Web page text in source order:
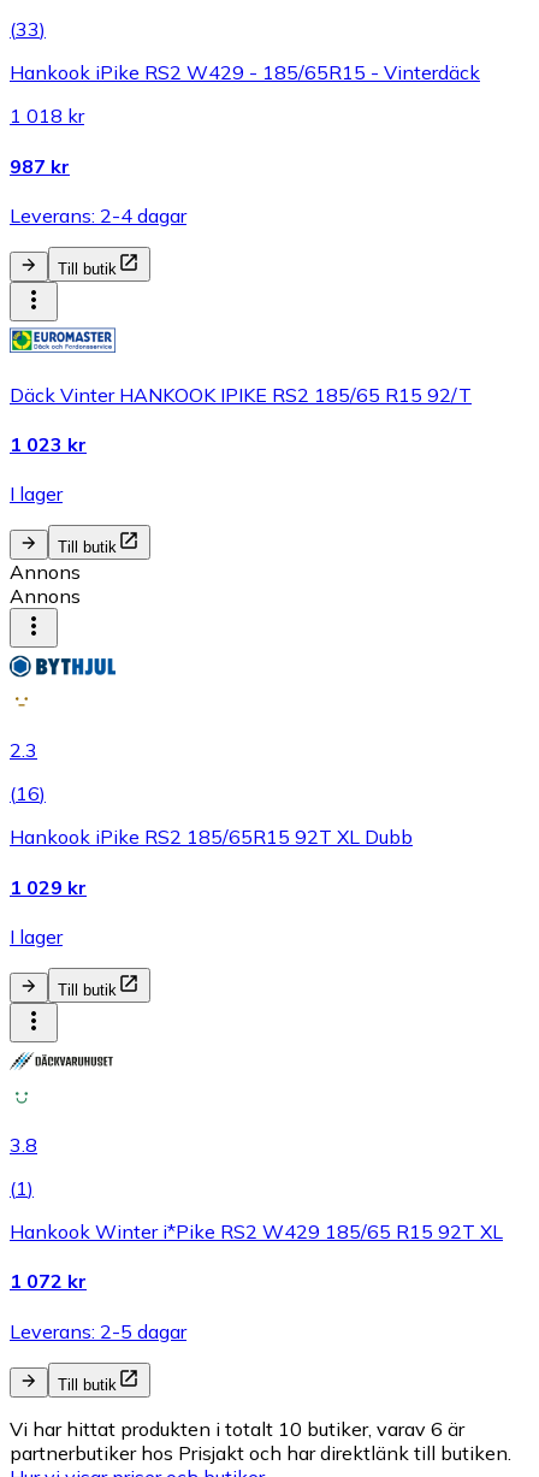
(33)
Hankook iPike RS2 W429 - 185/65R15 - Vinterdäck
1 018 kr
987 kr
Leverans: 2-4 dagar
Till butik
Däck Vinter HANKOOK IPIKE RS2 185/65 R15 92/T
1 023 kr
I lager
Till butik
Annons
Annons
2.3
(16)
Hankook iPike RS2 185/65R15 92T XL Dubb
1 029 kr
I lager
Till butik
3.8
(1)
Hankook Winter i*Pike RS2 W429 185/65 R15 92T XL
1 072 kr
Leverans: 2-5 dagar
Till butik
Vi har hittat produkten i totalt 10 butiker, varav 6 är
partnerbutiker hos Prisjakt och har direktlänk till butiken.